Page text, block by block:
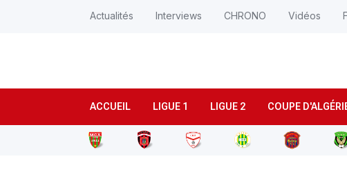
ACCUEIL LIGUE 1 LIGUE 2 COUPE
Actualités Interviews CHRONO Vidéos